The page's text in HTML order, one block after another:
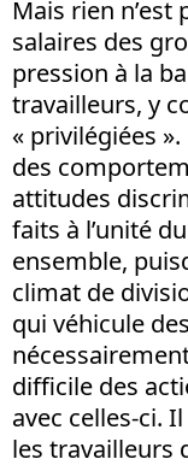
Mais rien n’est
salaires des
pression à la
travailleurs, y
« privilégiées
des
attitudes
faits à l’unité
ensemble,
climat de
qui véhicule
difficile des
avec celles-ci.
les travailleurs